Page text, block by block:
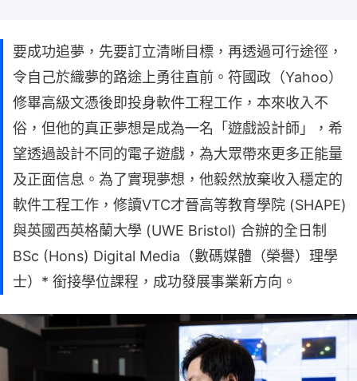
要成功追夢，先要訂立清晰目標，再透過可行途徑，
令自己於織夢的路途上勇往直前。符國政（Yahoo）
修畢高級文憑後即投身軟件工程工作，本來收入不
俗，但他的真正夢想是成為一名「遊戲設計師」，希
望透過設計不同的電子遊戲，為大眾帶來更多正能量
及正面信息。為了實現夢想，他毅然放棄收入穩定的
軟件工程工作，修讀VTC才晉高等教育學院 (SHAPE)
與英國西英格蘭大學 (UWE Bristol) 合辦的全日制
BSc (Hons) Digital Media（數碼媒體（榮譽）理學
士）* 銜接學位課程，成功發展事業新方向。